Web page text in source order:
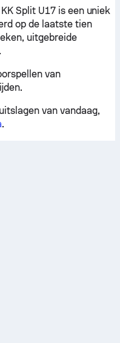
Split U17 is een uniek
op de laatste tien
uitgebreide
van
van vandaag,
.